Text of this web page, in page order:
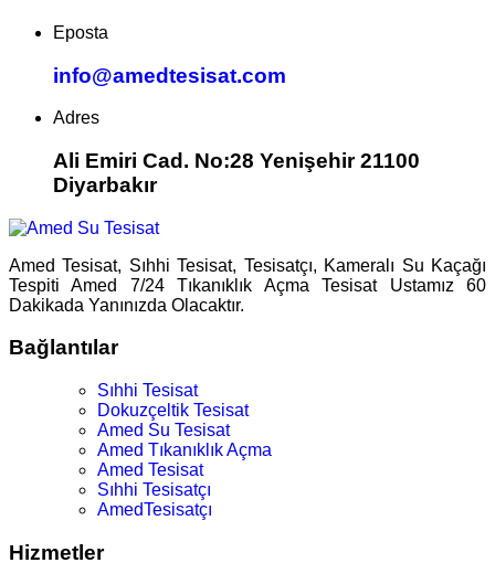
Eposta
info@amedtesisat.com
Adres
Ali Emiri Cad. No:28 Yenişehir 21100
Diyarbakır
Amed Tesisat, Sıhhi Tesisat, Tesisatçı, Kameralı Su Kaçağı
Tespiti Amed 7/24 Tıkanıklık Açma Tesisat Ustamız 60
Dakikada Yanınızda Olacaktır.
Bağlantılar
Sıhhi Tesisat
Dokuzçeltik Tesisat
Amed Su Tesisat
Amed Tıkanıklık Açma
Amed Tesisat
Sıhhi Tesisatçı
AmedTesisatçı
Hizmetler